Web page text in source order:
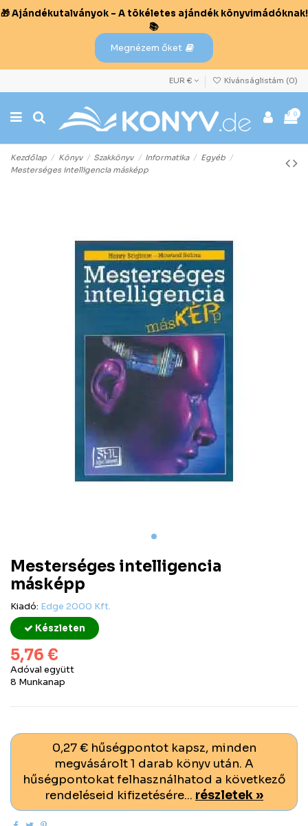
🎁 Ajándékutalványok – A tökéletes ajándék könyvimádóknak!
📚
Megnézem őket
EUR € Kívánságlistám (0)
0
Kezdőlap Könyv Szakkönyv Informatika
Egyéb
Mesterséges intelligencia másképp
Mesterséges intelligencia
másképp
Kiadó: Edge 2000 Kft.
Készleten
5,76 €
Adóval együtt
8 Munkanap
0,27 € hűségpontot kapsz, minden
megvásárolt 1 darab könyv után. A
hűségpontokat felhasználhatod a következő
rendeléseid kifizetésére... részletek »